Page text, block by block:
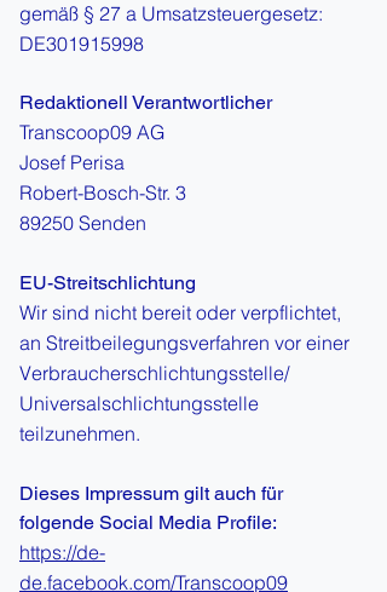
gemäß § 27 a Umsatzsteuergesetz:
DE301915998
Redaktionell Verantwortlicher
Transcoop09 AG
Josef Perisa
Robert-Bosch-Str. 3
89250 Senden
EU-Streitschlichtung
Wir sind nicht bereit oder verpflichtet,
an Streitbeilegungsverfahren vor einer
Verbraucherschlichtungsstelle/
Universal­schlichtungs­stelle
teilzunehmen.
Dieses Impressum gilt auch für
folgende Social Media Profile:
https://de-
de.facebook.com/Transcoop09